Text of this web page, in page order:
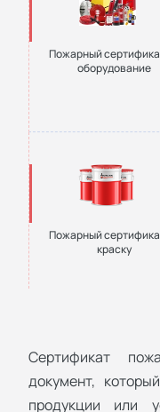
Пожарный
оборудование
Пожарный
краску
Сертификат
документ,
продукции или